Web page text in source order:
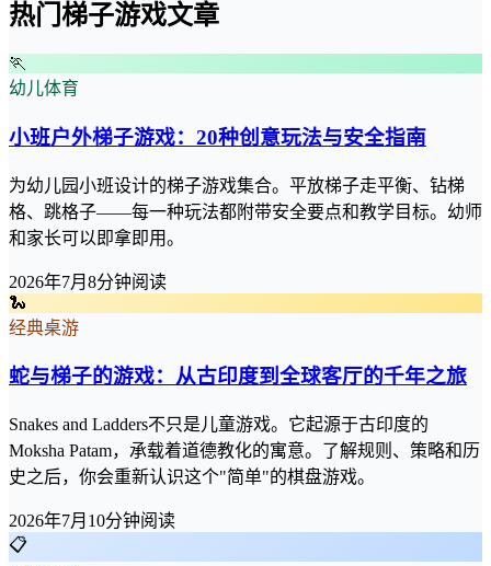
热门梯子游戏文章
🏃
幼儿体育
小班户外梯子游戏：20种创意玩法与安全指南
为幼儿园小班设计的梯子游戏集合。平放梯子走平衡、钻梯
格、跳格子——每一种玩法都附带安全要点和教学目标。幼师
和家长可以即拿即用。
2026年7月 8分钟阅读
🐍
经典桌游
蛇与梯子的游戏：从古印度到全球客厅的千年之旅
Snakes and Ladders不只是儿童游戏。它起源于古印度的
Moksha Patam，承载着道德教化的寓意。了解规则、策略和历
史之后，你会重新认识这个"简单"的棋盘游戏。
2026年7月 10分钟阅读
📋